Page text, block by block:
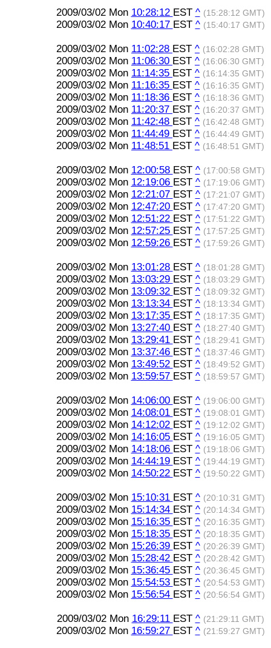
2009/03/02 Mon 10:28:12 EST ^ (15:28:12 GMT)
2009/03/02 Mon 10:40:17 EST ^ (15:40:17 GMT)
2009/03/02 Mon 11:02:28 EST ^ (16:02:28 GMT)
2009/03/02 Mon 11:06:30 EST ^ (16:06:30 GMT)
2009/03/02 Mon 11:14:35 EST ^ (16:14:35 GMT)
2009/03/02 Mon 11:16:35 EST ^ (16:16:35 GMT)
2009/03/02 Mon 11:18:36 EST ^ (16:18:36 GMT)
2009/03/02 Mon 11:20:37 EST ^ (16:20:37 GMT)
2009/03/02 Mon 11:42:48 EST ^ (16:42:48 GMT)
2009/03/02 Mon 11:44:49 EST ^ (16:44:49 GMT)
2009/03/02 Mon 11:48:51 EST ^ (16:48:51 GMT)
2009/03/02 Mon 12:00:58 EST ^ (17:00:58 GMT)
2009/03/02 Mon 12:19:06 EST ^ (17:19:06 GMT)
2009/03/02 Mon 12:21:07 EST ^ (17:21:07 GMT)
2009/03/02 Mon 12:47:20 EST ^ (17:47:20 GMT)
2009/03/02 Mon 12:51:22 EST ^ (17:51:22 GMT)
2009/03/02 Mon 12:57:25 EST ^ (17:57:25 GMT)
2009/03/02 Mon 12:59:26 EST ^ (17:59:26 GMT)
2009/03/02 Mon 13:01:28 EST ^ (18:01:28 GMT)
2009/03/02 Mon 13:03:29 EST ^ (18:03:29 GMT)
2009/03/02 Mon 13:09:32 EST ^ (18:09:32 GMT)
2009/03/02 Mon 13:13:34 EST ^ (18:13:34 GMT)
2009/03/02 Mon 13:17:35 EST ^ (18:17:35 GMT)
2009/03/02 Mon 13:27:40 EST ^ (18:27:40 GMT)
2009/03/02 Mon 13:29:41 EST ^ (18:29:41 GMT)
2009/03/02 Mon 13:37:46 EST ^ (18:37:46 GMT)
2009/03/02 Mon 13:49:52 EST ^ (18:49:52 GMT)
2009/03/02 Mon 13:59:57 EST ^ (18:59:57 GMT)
2009/03/02 Mon 14:06:00 EST ^ (19:06:00 GMT)
2009/03/02 Mon 14:08:01 EST ^ (19:08:01 GMT)
2009/03/02 Mon 14:12:02 EST ^ (19:12:02 GMT)
2009/03/02 Mon 14:16:05 EST ^ (19:16:05 GMT)
2009/03/02 Mon 14:18:06 EST ^ (19:18:06 GMT)
2009/03/02 Mon 14:44:19 EST ^ (19:44:19 GMT)
2009/03/02 Mon 14:50:22 EST ^ (19:50:22 GMT)
2009/03/02 Mon 15:10:31 EST ^ (20:10:31 GMT)
2009/03/02 Mon 15:14:34 EST ^ (20:14:34 GMT)
2009/03/02 Mon 15:16:35 EST ^ (20:16:35 GMT)
2009/03/02 Mon 15:18:35 EST ^ (20:18:35 GMT)
2009/03/02 Mon 15:26:39 EST ^ (20:26:39 GMT)
2009/03/02 Mon 15:28:42 EST ^ (20:28:42 GMT)
2009/03/02 Mon 15:36:45 EST ^ (20:36:45 GMT)
2009/03/02 Mon 15:54:53 EST ^ (20:54:53 GMT)
2009/03/02 Mon 15:56:54 EST ^ (20:56:54 GMT)
2009/03/02 Mon 16:29:11 EST ^ (21:29:11 GMT)
2009/03/02 Mon 16:59:27 EST ^ (21:59:27 GMT)